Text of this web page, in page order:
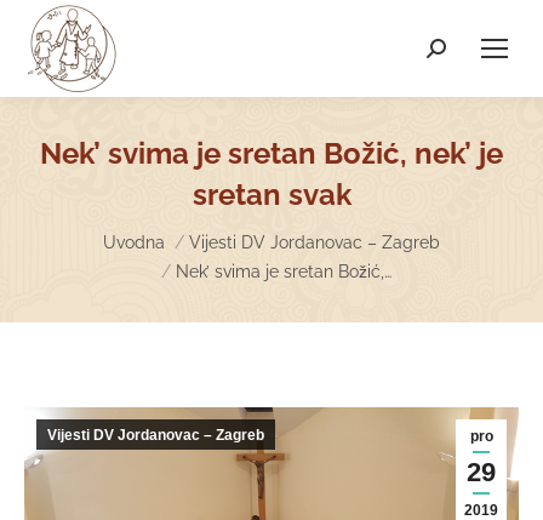
Search:
Nek’ svima je sretan Božić, nek’ je
sretan svak
Uvodna
Vijesti DV Jordanovac – Zagreb
Nek’ svima je sretan Božić,…
pro
29
2019
Vijesti DV Jordanovac – Zagreb